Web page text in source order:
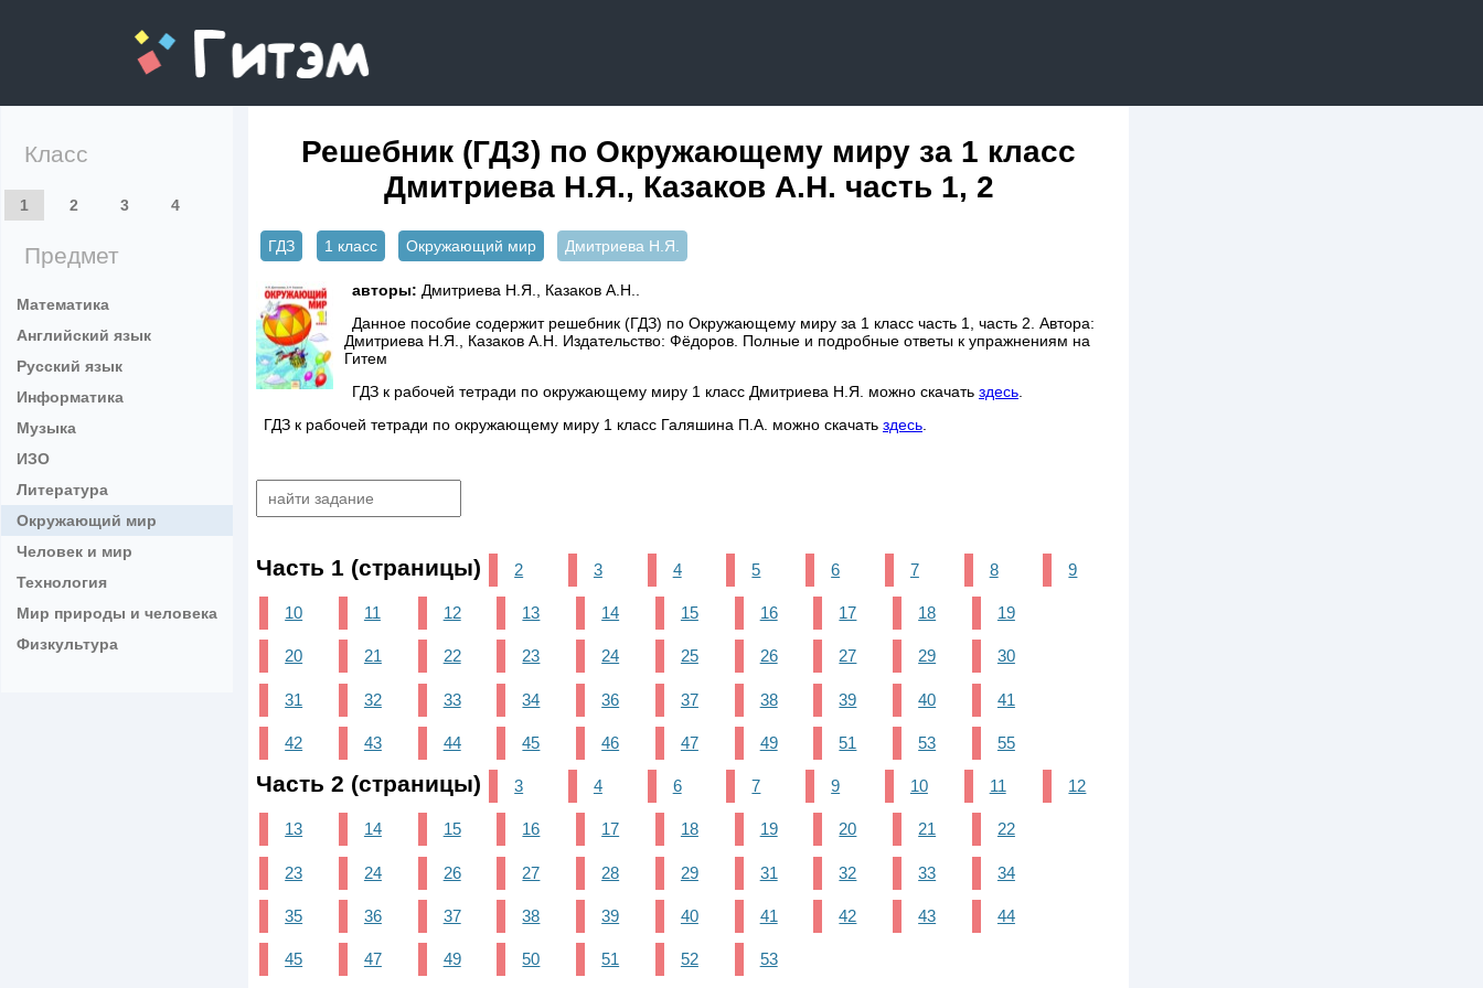
gitem.me
Класс
1 2 3 4
Предмет
Математика
Английский язык
Русский язык
Информатика
Музыка
ИЗО
Литература
Окружающий мир
Человек и мир
Технология
Мир природы и человека
Физкультура
Решебник (ГДЗ) по Окружающему миру за 1 класс
Дмитриева Н.Я., Казаков А.Н. часть 1, 2
ГДЗ 1 класс Окружающий мир Дмитриева Н.Я.
авторы: Дмитриева Н.Я., Казаков А.Н..
Данное пособие содержит решебник (ГДЗ) по Окружающему миру за 1 класс часть 1, часть 2. Автора:
Дмитриева Н.Я., Казаков А.Н. Издательство: Фёдоров. Полные и подробные ответы к упражнениям на
Гитем
ГДЗ к рабочей тетради по окружающему миру 1 класс Дмитриева Н.Я. можно скачать здесь.
ГДЗ к рабочей тетради по окружающему миру 1 класс Галяшина П.А. можно скачать здесь.
Часть 1 (страницы) 2 3 4 5 6 7 8 9
10 11 12 13 14 15 16 17 18 19
20 21 22 23 24 25 26 27 29 30
31 32 33 34 36 37 38 39 40 41
42 43 44 45 46 47 49 51 53 55
Часть 2 (страницы) 3 4 6 7 9 10 11 12
13 14 15 16 17 18 19 20 21 22
23 24 26 27 28 29 31 32 33 34
35 36 37 38 39 40 41 42 43 44
45 47 49 50 51 52 53